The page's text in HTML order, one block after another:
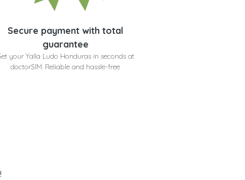
Secure payment with total
guarantee
your Yalla Ludo Honduras in seconds at
doctorSIM. Reliable and hassle-free
!